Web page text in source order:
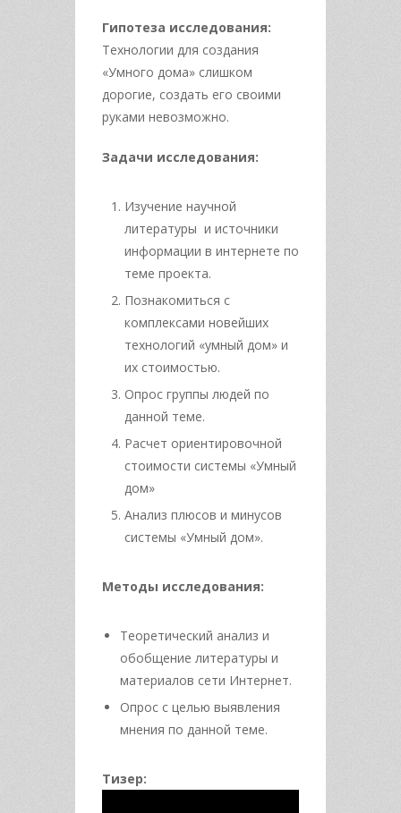
Гипотеза исследования:
Технологии для создания
«Умного дома» слишком
дорогие, создать его своими
руками невозможно.
Задачи исследования:
Изучение научной
литературы и источники
информации в интернете по
теме проекта.
Познакомиться с
комплексами новейших
технологий «умный дом» и
их стоимостью.
Опрос группы людей по
данной теме.
Расчет ориентировочной
стоимости системы «Умный
дом»
Анализ плюсов и минусов
системы «Умный дом».
Методы исследования:
Теоретический анализ и
обобщение литературы и
материалов сети Интернет.
Опрос с целью выявления
мнения по данной теме.
Тизер: